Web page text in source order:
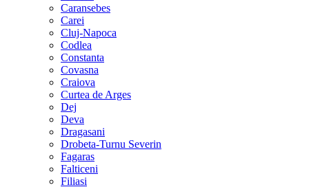
Caransebes
Carei
Cluj-Napoca
Codlea
Constanta
Covasna
Craiova
Curtea de Arges
Dej
Deva
Dragasani
Drobeta-Turnu Severin
Fagaras
Falticeni
Filiasi